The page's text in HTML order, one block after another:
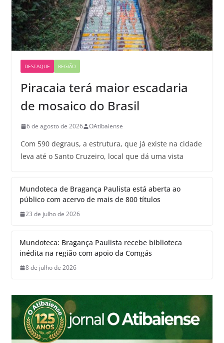
DESTAQUE REGIÃO
Piracaia terá maior escadaria
de mosaico do Brasil
6 de agosto de 2026 OAtibaiense
Com 590 degraus, a estrutura, que já existe na cidade
leva até o Santo Cruzeiro, local que dá uma vista
Mundoteca de Bragança Paulista está aberta ao
público com acervo de mais de 800 títulos
23 de julho de 2026
Mundoteca: Bragança Paulista recebe biblioteca
inédita na região com apoio da Comgás
8 de julho de 2026